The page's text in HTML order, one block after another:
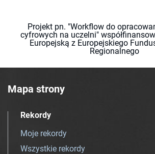
Projekt pn. "Workflow do
cyfrowych na uczelni"
Europejską z Europejskiego
Regionalnego
Mapa strony
Rekordy
Moje rekordy
Wszystkie rekordy